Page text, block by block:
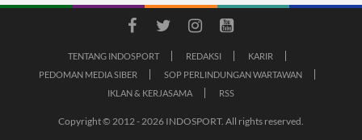
TENTANG INDOSPORT REDAKSI
KARIR
PEDOMAN MEDIA SIBER
SOP PERLINDUNGAN WARTAWAN
IKLAN & KERJASAMA
RSS
Copyright © 2012 - 2026 INDOSPORT. All rights reserved.